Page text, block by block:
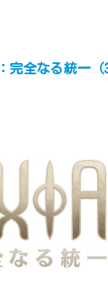
完全なる統一（